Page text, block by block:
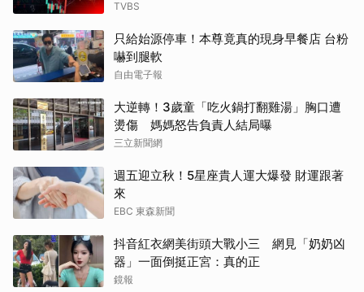
TVBS
只給始源停車！本尊竟真的現身早餐店 台粉
嚇到腿軟
自由電子報
大逆轉！3歲童「吃火鍋打翻雞湯」胸口遭
燙傷 媽媽怒告負責人結局曝
三立新聞網
週五迎立秋！5星座貴人運大爆發 財運跟著
來
EBC 東森新聞
抖音紅衣網美街頭大戰小三 網見「奶奶凶
器」一面倒挺正宮：真的正
鏡報